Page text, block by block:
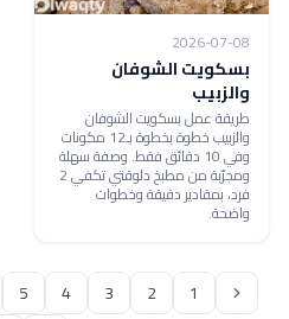
2026-07-08
بسكويت الشوفان
والزبيب
طريقة عمل بسكويت الشوفان
والزبيب خطوة بخطوة بـ12 مكونات
وفي 10 دقائق فقط. وصفة سهلة
ومجرّبة من مطبخ دلوقتي تكفي 2
فرد، بمقادير دقيقة وخطوات
واضحة.
1
2
3
4
5